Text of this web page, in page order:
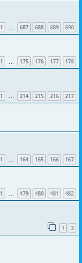
1 … 687 688 689 690
1 175 176 177 178
1 … 214 215 216 217
1 … 164 165 166 167
1 479 480 481 482
1 2